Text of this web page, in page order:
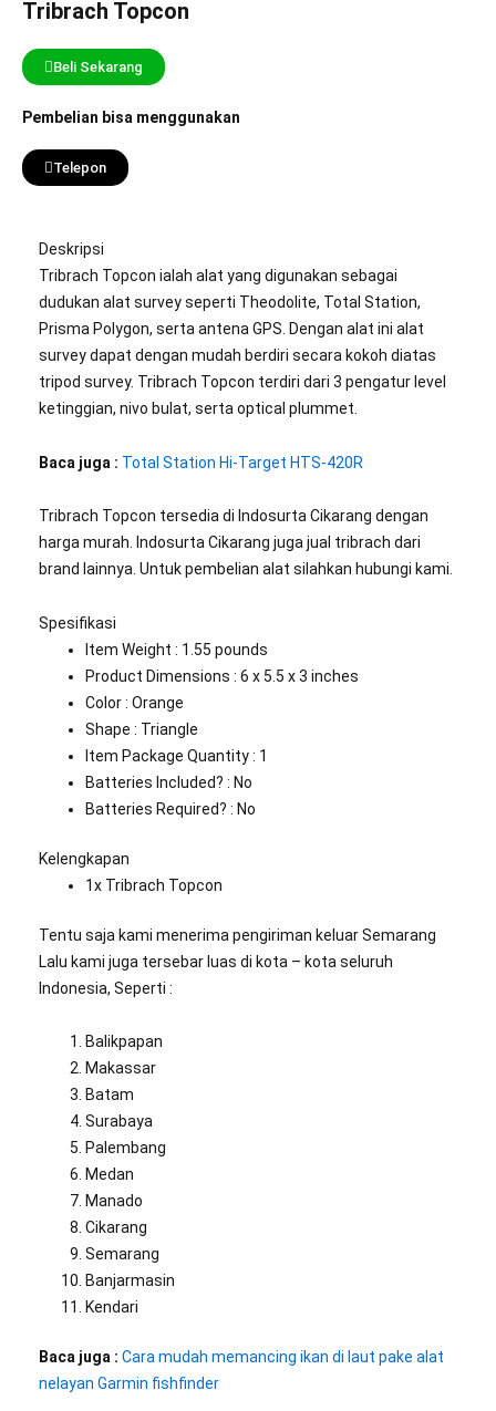
Tribrach Topcon
Beli Sekarang
Pembelian bisa menggunakan
Telepon
Deskripsi
Tribrach Topcon ialah alat yang digunakan sebagai
dudukan alat survey seperti Theodolite, Total Station,
Prisma Polygon, serta antena GPS. Dengan alat ini alat
survey dapat dengan mudah berdiri secara kokoh diatas
tripod survey. Tribrach Topcon terdiri dari 3 pengatur level
ketinggian, nivo bulat, serta optical plummet.
Baca juga : Total Station Hi-Target HTS-420R
Tribrach Topcon tersedia di Indosurta Cikarang dengan
harga murah. Indosurta Cikarang juga jual tribrach dari
brand lainnya. Untuk pembelian alat silahkan hubungi kami.
Spesifikasi
Item Weight : ‎1.55 pounds
Product Dimensions‎ : 6 x 5.5 x 3 inches
Color‎ : Orange
Shape‎ : Triangle
Item Package Quantity‎ : 1
Batteries Included?‎ : No
Batteries Required? : No
Kelengkapan
1x Tribrach Topcon
Tentu saja kami menerima pengiriman keluar Semarang
Lalu kami juga tersebar luas di kota – kota seluruh
Indonesia, Seperti :
Balikpapan
Makassar
Batam
Surabaya
Palembang
Medan
Manado
Cikarang
Semarang
Banjarmasin
Kendari
Baca juga : Cara mudah memancing ikan di laut pake alat
nelayan Garmin fishfinder